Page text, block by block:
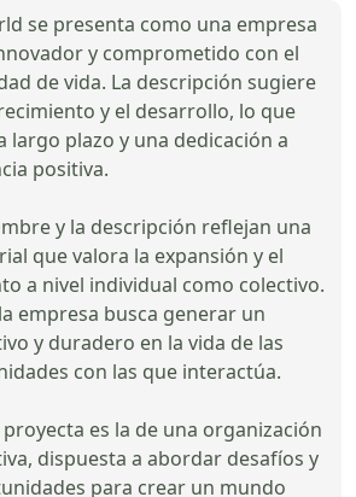
se presenta como una empresa
y comprometido con el
de vida. La descripción sugiere
y el desarrollo, lo que
largo plazo y una dedicación a
positiva.
y la descripción reflejan una
que valora la expansión y el
a nivel individual como colectivo.
empresa busca generar un
y duradero en la vida de las
con las que interactúa.
es la de una organización
dispuesta a abordar desafíos y
para crear un mundo